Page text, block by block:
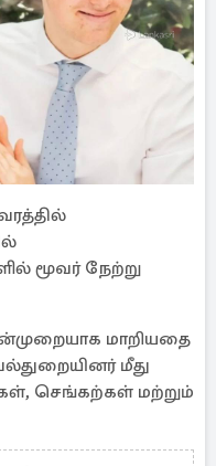
மூவர் நேற்று
மாறியதை
மீது
செங்கற்கள் மற்றும்